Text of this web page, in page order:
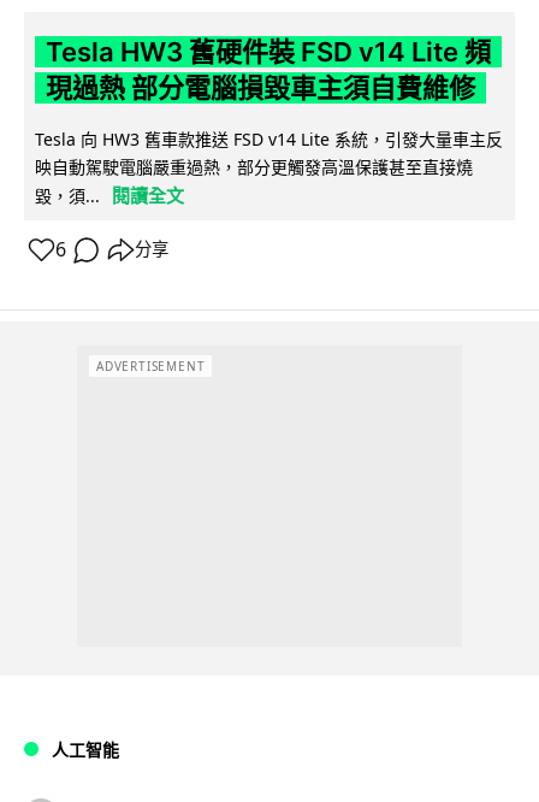
Tesla HW3 舊硬件裝 FSD v14 Lite 頻
現過熱 部分電腦損毀車主須自費維修
Tesla 向 HW3 舊車款推送 FSD v14 Lite 系統，引發大量車主反
映自動駕駛電腦嚴重過熱，部分更觸發高溫保護甚至直接燒
毀，須...
閱讀全文
6 分享
ADVERTISEMENT
人工智能